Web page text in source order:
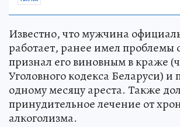
Известно, что мужчина
работает, ранее имел проблемы
признал его виновным в краже
Уголовного кодекса Беларуси) и
одному месяцу ареста. Также
принудительное лечение от
алкоголизма.